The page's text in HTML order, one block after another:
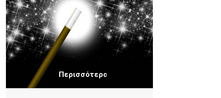
Περισσότερα